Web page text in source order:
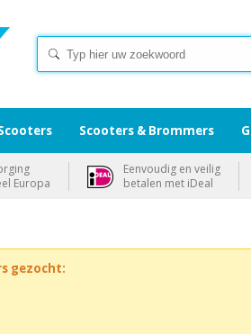
gezocht:
Scooters & Brommers
Europa
Eenvoudig en veilig
betalen met iDeal